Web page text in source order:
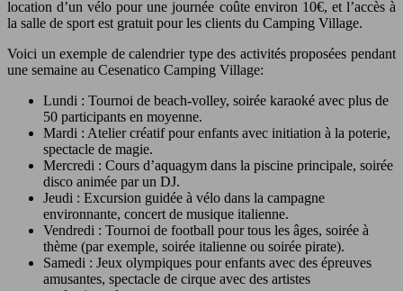
location d’un vélo pour une journée coûte environ 10€, et l’accès à
la salle de sport est gratuit pour les clients du Camping Village.
Voici un exemple de calendrier type des activités proposées pendant
une semaine au Cesenatico Camping Village:
Lundi : Tournoi de beach-volley, soirée karaoké avec plus de
50 participants en moyenne.
Mardi : Atelier créatif pour enfants avec initiation à la poterie,
spectacle de magie.
Mercredi : Cours d’aquagym dans la piscine principale, soirée
disco animée par un DJ.
Jeudi : Excursion guidée à vélo dans la campagne
environnante, concert de musique italienne.
Vendredi : Tournoi de football pour tous les âges, soirée à
thème (par exemple, soirée italienne ou soirée pirate).
Samedi : Jeux olympiques pour enfants avec des épreuves
amusantes, spectacle de cirque avec des artistes